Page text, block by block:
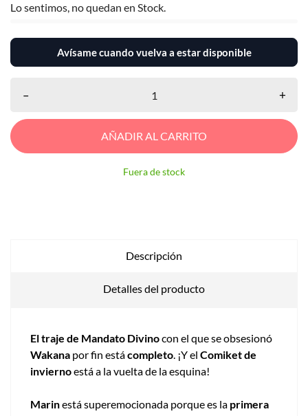
Lo sentimos, no quedan en Stock.
Avísame cuando vuelva a estar disponible
– +
AÑADIR AL CARRITO
Fuera de stock
Descripción
Detalles del producto
El traje de Mandato Divinocon el que se obsesionó
Wakana por fin estácompleto. ¡Y el Comiket de
inviernoestá a la vuelta de la esquina!
Marinestá superemocionada porque es la primera